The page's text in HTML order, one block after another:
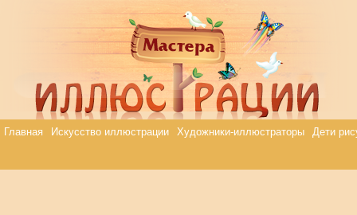
Главная Искусство иллюстрации Художники-иллюстраторы Дети